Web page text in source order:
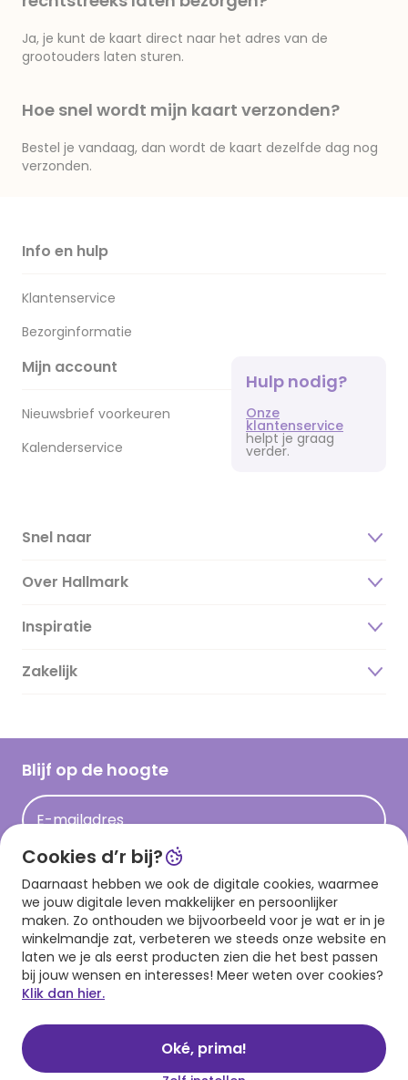
Ja, je kunt de kaart direct naar het adres van de
grootouders laten sturen.
Hoe snel wordt mijn kaart verzonden?
Bestel je vandaag, dan wordt de kaart dezelfde dag nog
verzonden.
Info en hulp
Klantenservice
Bezorginformatie
Mijn account
Nieuwsbrief voorkeuren
Kalenderservice
Hulp nodig?
Onze
klantenservice
helpt je graag
verder.
Snel naar
Over Hallmark
Over ons
Duurzaamheid
Hallmark Kaartclub
Acties
Hallmark en Kinderpostzegels
Inspiratie
Magazine
Cadeau inspiratie
Kaartinspiratie
Zakelijk
Blijf op de hoogte
E-mailadres
Aanmelden
Download onze app
Cookies d’r bij?
Daarnaast hebben we ook de digitale cookies, waarmee
we jouw digitale leven makkelijker en persoonlijker
maken. Zo onthouden we bijvoorbeeld voor je wat er in je
winkelmandje zat, verbeteren we steeds onze website en
laten we je als eerst producten zien die het best passen
bij jouw wensen en interesses! Meer weten over cookies?
Klik dan hier.
Oké, prima!